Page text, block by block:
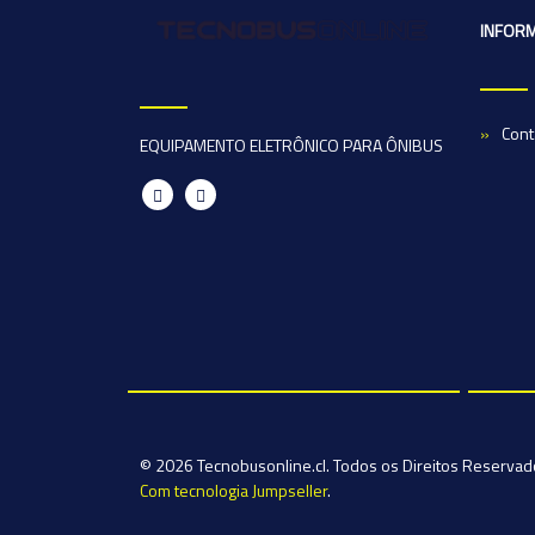
EQUIPAMENTO ELETRÔNICO PARA ÔNIBUS
© 2026 Tecnobusonline.cl. Todos os Direitos
Com tecnologia Jumpseller.